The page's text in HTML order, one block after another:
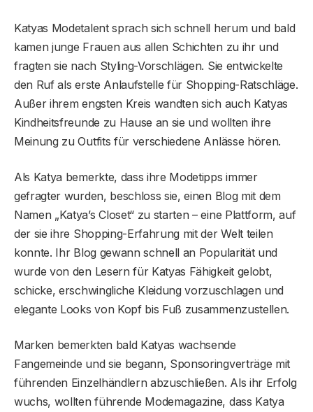
Katyas Modetalent sprach sich schnell herum und bald
kamen junge Frauen aus allen Schichten zu ihr und
fragten sie nach Styling-Vorschlägen. Sie entwickelte
den Ruf als erste Anlaufstelle für Shopping-Ratschläge.
Außer ihrem engsten Kreis wandten sich auch Katyas
Kindheitsfreunde zu Hause an sie und wollten ihre
Meinung zu Outfits für verschiedene Anlässe hören.
Als Katya bemerkte, dass ihre Modetipps immer
gefragter wurden, beschloss sie, einen Blog mit dem
Namen „Katya’s Closet“ zu starten – eine Plattform, auf
der sie ihre Shopping-Erfahrung mit der Welt teilen
konnte. Ihr Blog gewann schnell an Popularität und
wurde von den Lesern für Katyas Fähigkeit gelobt,
schicke, erschwingliche Kleidung vorzuschlagen und
elegante Looks von Kopf bis Fuß zusammenzustellen.
Marken bemerkten bald Katyas wachsende
Fangemeinde und sie begann, Sponsoringverträge mit
führenden Einzelhändlern abzuschließen. Als ihr Erfolg
wuchs, wollten führende Modemagazine, dass Katya